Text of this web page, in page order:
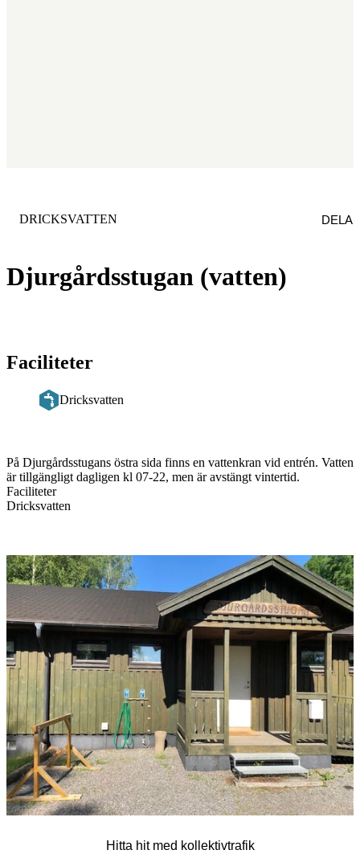
Djurgårdsstugan (vatten)
KATEGORI:
DRICKSVATTEN DELA
Faciliteter
Dricksvatten
Beskrivning
På Djurgårdsstugans östra sida finns en vattenkran vid entrén. Vatten
är tillgängligt dagligen kl 07-22, men är avstängt vintertid.
Faciliteter
Dricksvatten
Bildspel
med
bilder
Hitta hit med kollektivtrafik